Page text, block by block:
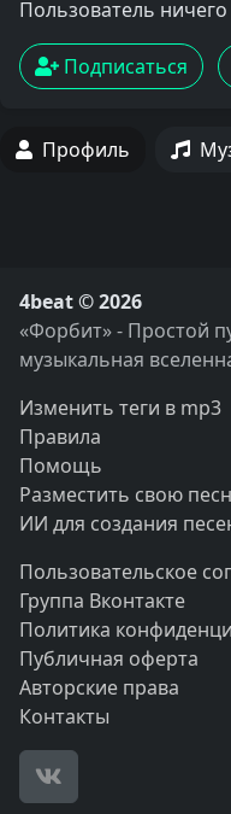
Пользователь ничего
Подписаться
Профиль
4beat © 2026
«Форбит» - Простой
музыкальная
Изменить теги в mp3
Правила
Помощь
Разместить свою
ИИ для создания
Пользовательское
Группа Вконтакте
Политика
Публичная оферта
Авторские права
Контакты